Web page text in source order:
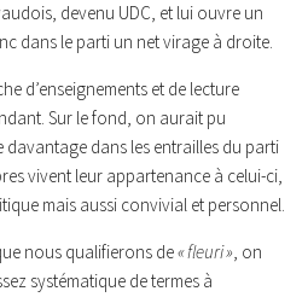
devenu UDC, et lui ouvre un
dans le parti un net virage à droite.
d’enseignements et de lecture
Sur le fond, on aurait pu
davantage dans les entrailles du parti
vivent leur appartenance à celui-ci,
mais aussi convivial et personnel.
nous qualifierons de« fleuri », on
systématique de termes à